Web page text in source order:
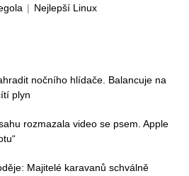
| Nejlepší Linux
nočního hlídače. Balancuje na
plyn
rozmazala video se psem. Apple
Majitelé karavanů schválně